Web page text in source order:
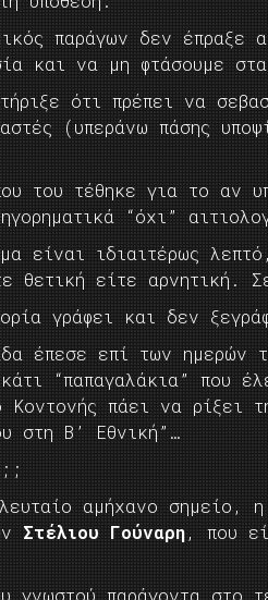
παράγων δεν έπραξε
και να μη φτάσουμε
ότι πρέπει να
(υπεράνω πάσης
του τέθηκε για το αν
“όχι”
είναι ιδιαιτέρως
θετική είτε αρνητική.
γράφει και δεν
έπεσε επί των ημερών
“παπαγαλάκια” που
Κοντονής πάει να ρίξει
στη Β’ Εθνική”…
αμήχανο σημείο,
Στέλιου Γούναρη, που
γνωστού παράγοντα στο